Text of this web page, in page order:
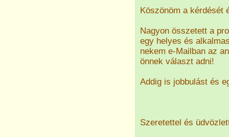
Köszönöm a kérdését
Nagyon összetett a
egy helyes és
nekem e-Mailban az
önnek választ adni!
Addig is jobbulást és
Szeretettel és